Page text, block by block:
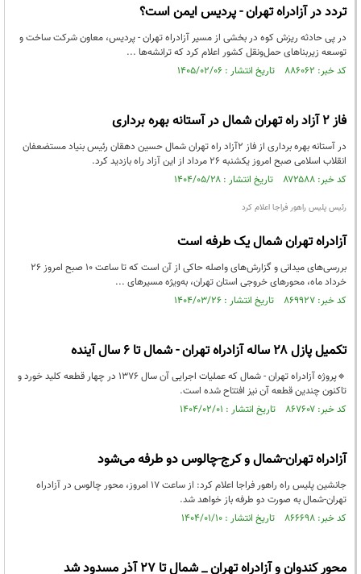
تردد در آزادراه تهران - پردیس ایمن است؟
در پی حادثه ریزش کوه در بخشی از مسیر آزادراه تهران - پردیس، معاون شرکت ساخت و
توسعه زیربناهای حمل‌ونقل کشور اعلام کرد که ترانشه‌ها ...
کد خبر: ۸۸۶۰۶۲ تاریخ انتشار : ۱۴۰۵/۰۲/۰۶
فاز ۲ آزاد راه تهران شمال در آستانه بهره برداری
در آستانه بهره برداری از فاز ۲آزاد راه تهران شمال حسین دهقان رئیس‌ بنیاد مستضعفان
انقلاب اسلامی صبح امروز یکشنبه ۲۶ مرداد از این آزاد راه بازدید کرد.
کد خبر: ۸۷۲۵۸۸ تاریخ انتشار : ۱۴۰۴/۰۵/۲۸
رئیس پلیس راهور فراجا اعلام کرد
آزادراه تهران شمال یک طرفه است
بررسی‌های میدانی و گزارش‌های واصله حاکی از آن است که تا ساعت ۱۰ صبح امروز ۲۶
خرداد ماه، محورهای خروجی استان تهران، به‌ویژه مسیرهای ...
کد خبر: ۸۶۹۹۲۷ تاریخ انتشار : ۱۴۰۴/۰۳/۲۶
تکمیل پازل ۲۸ ساله آزادراه تهران - شمال تا ۶ سال آینده
🔹پروژه آزادراه تهران - شمال که عملیات اجرایی آن سال ۱۳۷۶ در چهار قطعه کلید خورد و
تاکنون چندین قطعه آن نیز افتتاح شده است.
کد خبر: ۸۶۷۶۰۷ تاریخ انتشار : ۱۴۰۴/۰۲/۰۱
آزادراه تهران-شمال و کرج-چالوس دو طرفه می‌شود
جانشین پلیس راه راهور فراجا اعلام کرد: از ساعت ۱۷ امروز، محور چالوس در آزادراه
تهران-شمال به صورت دو طرفه باز خواهد شد.
کد خبر: ۸۶۶۶۹۸ تاریخ انتشار : ۱۴۰۴/۰۱/۱۰
محور کندوان و آزادراه تهران _ شمال تا ۲۷ آذر مسدود شد